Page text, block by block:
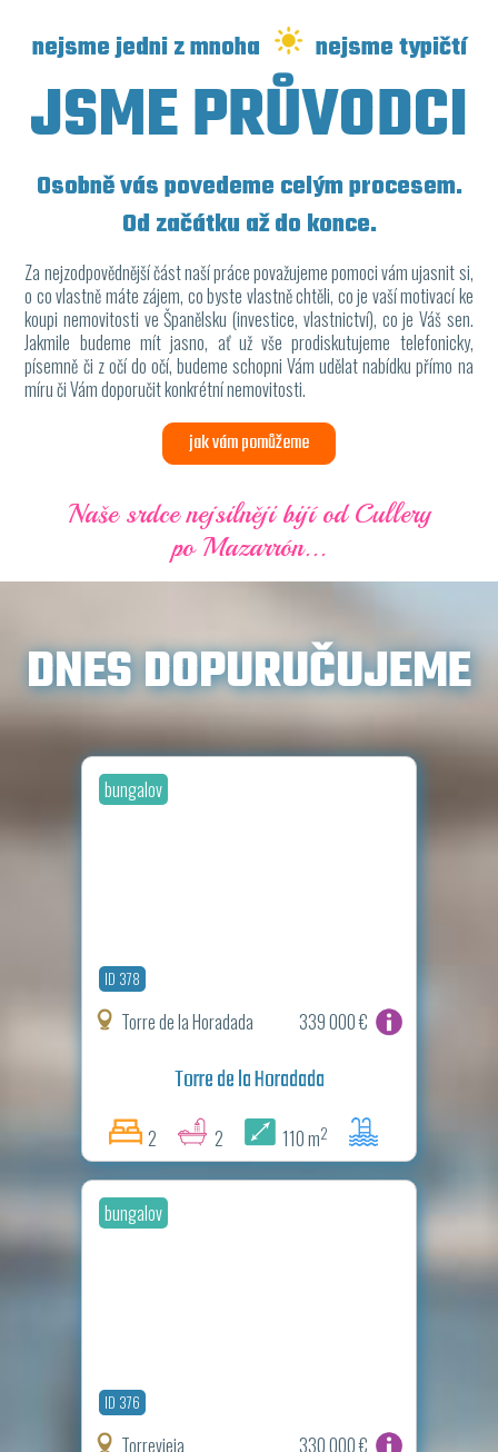
nejsme jedni z mnoha nejsme typičtí
JSME PRŮVODCI
Osobně vás povedeme celým procesem.
Od začátku až do konce.
Za nejzodpovědnější část naší práce považujeme pomoci vám ujasnit si,
o co vlastně máte zájem, co byste vlastně chtěli, co je vaší motivací ke
koupi nemovitosti ve Španělsku (investice, vlastnictví), co je Váš sen.
Jakmile budeme mít jasno, ať už vše prodiskutujeme telefonicky,
písemně či z očí do očí, budeme schopni Vám udělat nabídku přímo na
míru či Vám doporučit konkrétní nemovitosti.
jak vám pomůžeme
Naše srdce nejsilněji bijí od Cullery
po Mazarrón...
DNES DOPURUČUJEME
bungalov
ID 378
Torre de la Horadada 339 000 €
Torre de la Horadada
2 2 110 m2
bungalov
ID 376
Torrevieja 330 000 €